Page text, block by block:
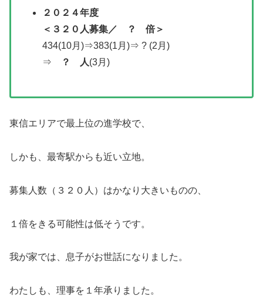
２０２４年度
＜ ３２０人募集／
？ 倍＞
434(10月)⇒383(1月)⇒ ? (2月)
⇒ ？ 人(3月)
東信エリアで最上位の進学校で、
しかも、最寄駅からも近い立地。
募集人数（３２０人）はかなり大きいものの、
１倍をきる可能性は低そうです。
我が家では、息子がお世話になりました。
わたしも、理事を１年承りました。